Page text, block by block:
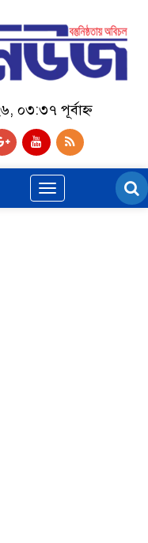
০৩:৩৭ পূর্বাহ্ন
Toggle
navigation